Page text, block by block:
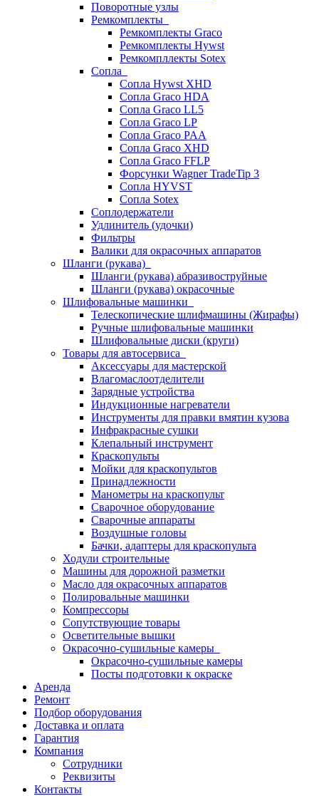
Поворотные узлы
Ремкомплекты
Ремкомплекты Graco
Ремкомплекты Hywst
Ремкомпллекты Sotex
Сопла
Сопла Hywst XHD
Сопла Graco HDA
Сопла Graco LL5
Сопла Graco LP
Сопла Graco PAA
Сопла Graco XHD
Сопла Graco FFLP
Форсунки Wagner TradeTip 3
Сопла HYVST
Сопла Sotex
Соплодержатели
Удлинитель (удочки)
Фильтры
Валики для окрасочных аппаратов
Шланги (рукава)
Шланги (рукава) абразивоструйные
Шланги (рукава) окрасочные
Шлифовальные машинки
Телескопические шлифмашины (Жирафы)
Ручные шлифовальные машинки
Шлифовальные диски (круги)
Товары для автосервиса
Аксессуары для мастерской
Влагомаслоотделители
Зарядные устройства
Индукционные нагреватели
Инструменты для правки вмятин кузова
Инфракрасные сушки
Клепальный инструмент
Краскопульты
Мойки для краскопультов
Принадлежности
Манометры на краскопульт
Сварочное оборудование
Сварочные аппараты
Воздушные головы
Бачки, адаптеры для краскопульта
Ходули строительные
Машины для дорожной разметки
Масло для окрасочных аппаратов
Полировальные машинки
Компрессоры
Сопутствующие товары
Осветительные вышки
Окрасочно-сушильные камеры
Окрасочно-сушильные камеры
Посты подготовки к окраске
Аренда
Ремонт
Подбор оборудования
Доставка и оплата
Гарантия
Компания
Сотрудники
Реквизиты
Контакты